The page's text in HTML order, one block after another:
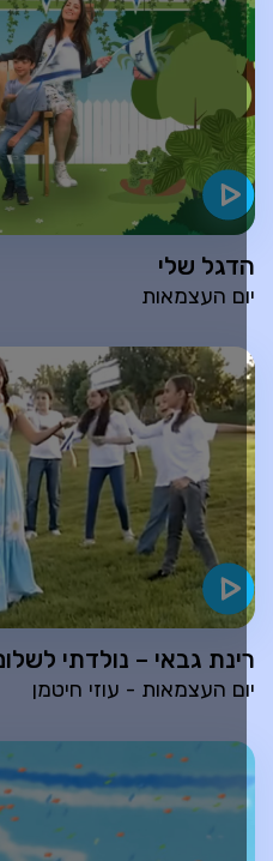
שלי
העצמאות
גבאי – נולדתי לשלום
העצמאות - עוזי חיטמן